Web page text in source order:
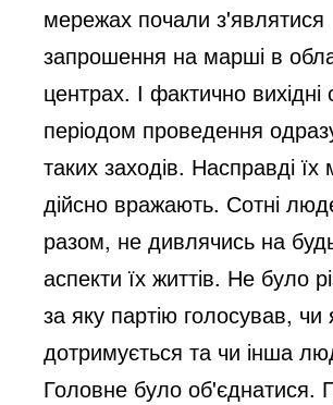
мережах почали з'являтися
запрошення на марші в
центрах. І фактично вихідні
періодом проведення
таких заходів. Насправді
дійсно вражають. Сотні
разом, не дивлячись на
аспекти їх життів. Не було
за яку партію голосував, чи
дотримується та чи інша
Головне було об'єднатися.